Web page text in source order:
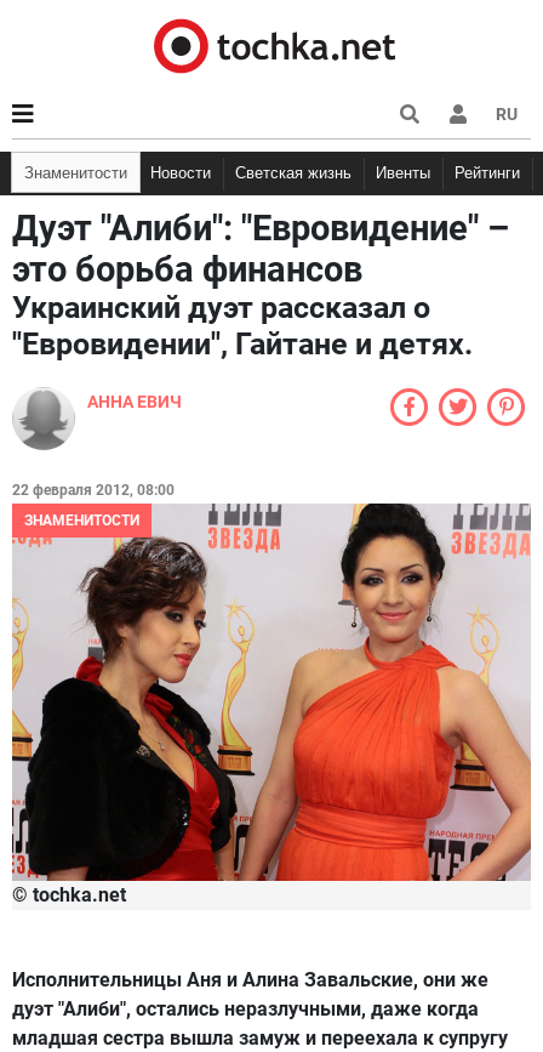
RU
Знаменитости Новости Светская жизнь Ивенты Рейтинги
Дуэт "Алиби": "Евровидение" –
это борьба финансов
Украинский дуэт рассказал о
"Евровидении", Гайтане и детях.
АННА ЕВИЧ
22 февраля 2012, 08:00
ЗНАМЕНИТОСТИ
© tochka.net
Исполнительницы Аня и Алина Завальские, они же
дуэт "Алиби", остались неразлучными, даже когда
младшая сестра вышла замуж и переехала к супругу